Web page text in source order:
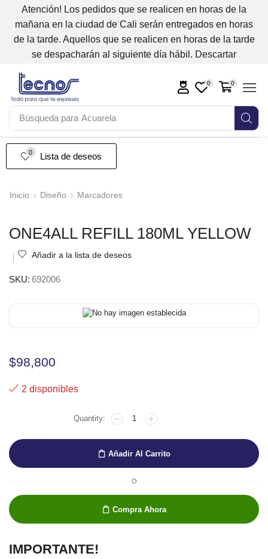
Atención! Los pedidos que se realicen en horas de la
mañana en la ciudad de Cali serán entregados en horas
de la tarde. Aquellos que se realicen en horas de la tarde
se despacharán al siguiente día hábil. Descartar
Búsqueda para Acuarela
0 0
0 Lista de deseos
Inicio Diseño Marcadores
ONE4ALL REFILL 180ML YELLOW
Añadir a la lista de deseos
SKU: 692006
$98,800
2 disponibles
Añadir Al Carrito
O
Compra Ahora
IMPORTANTE!